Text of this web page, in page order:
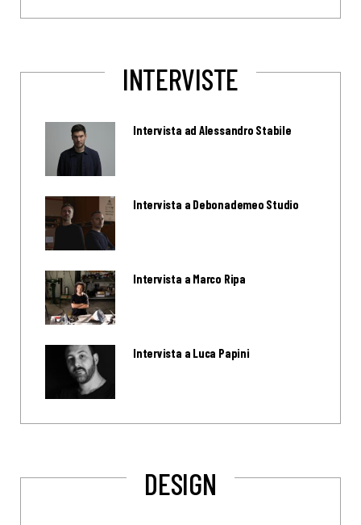
INTERVISTE
Intervista ad Alessandro Stabile
Intervista a Debonademeo Studio
Intervista a Marco Ripa
Intervista a Luca Papini
DESIGN